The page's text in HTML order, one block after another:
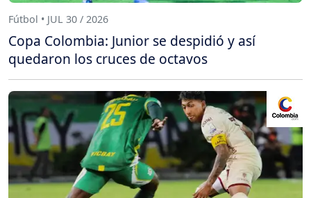
Fútbol • JUL 30 / 2026
Copa Colombia: Junior se despidió y así
quedaron los cruces de octavos